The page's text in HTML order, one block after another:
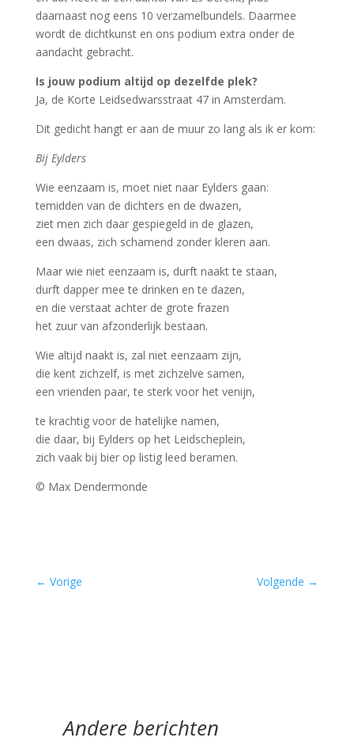
daarnaast nog eens 10 verzamelbundels. Daarmee
wordt de dichtkunst en ons podium extra onder de
aandacht gebracht.
Is jouw podium altijd op dezelfde plek?
Ja, de Korte Leidsedwarsstraat 47 in Amsterdam.
Dit gedicht hangt er aan de muur zo lang als ik er kom:
Bij Eylders
Wie eenzaam is, moet niet naar Eylders gaan:
temidden van de dichters en de dwazen,
ziet men zich daar gespiegeld in de glazen,
een dwaas, zich schamend zonder kleren aan.
Maar wie niet eenzaam is, durft naakt te staan,
durft dapper mee te drinken en te dazen,
en die verstaat achter de grote frazen
het zuur van afzonderlijk bestaan.
Wie altijd naakt is, zal niet eenzaam zijn,
die kent zichzelf, is met zichzelve samen,
een vrienden paar, te sterk voor het venijn,
te krachtig voor de hatelijke namen,
die daar, bij Eylders op het Leidscheplein,
zich vaak bij bier op listig leed beramen.
© Max Dendermonde
← Vorige Volgende →
Andere berichten